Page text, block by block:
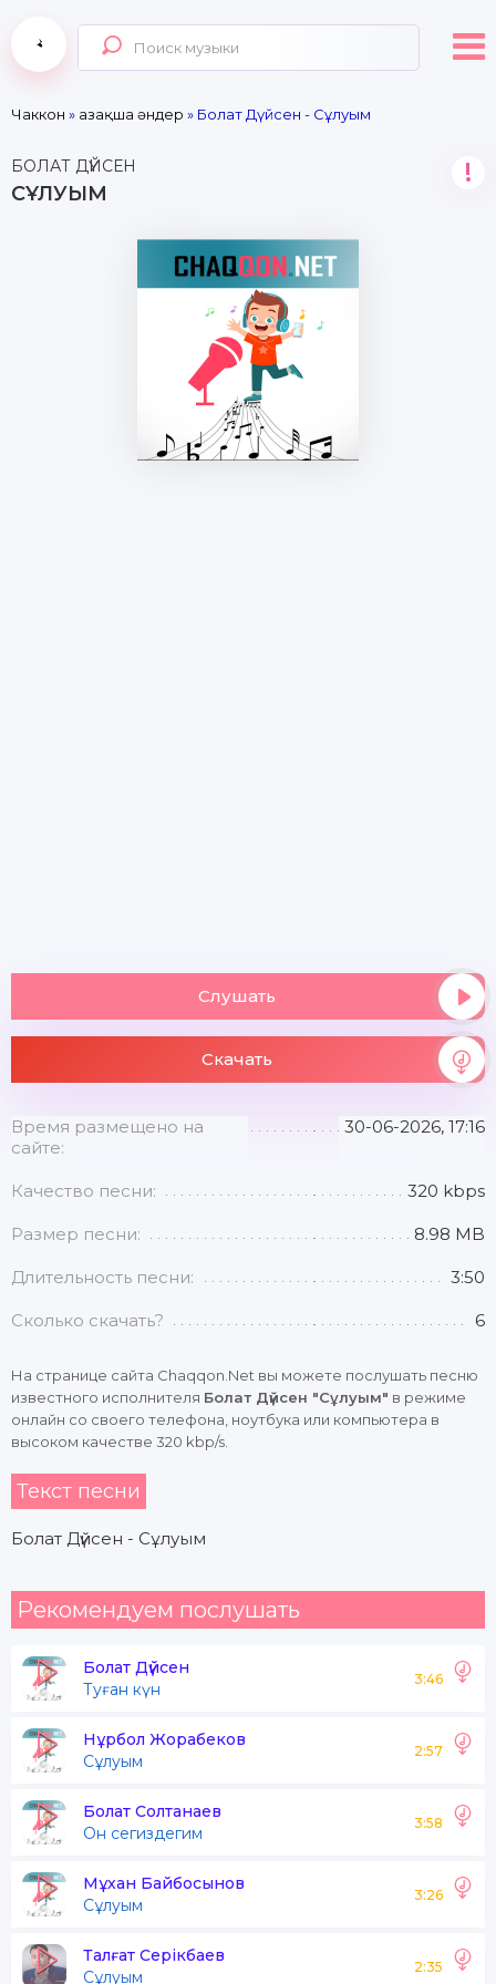
Чаккон » Қазақша әндер » Болат Дүйсен - Сұлуым
БОЛАТ ДҮЙСЕН
СҰЛУЫМ
!
Слушать
Скачать
Время размещено на
сайте:
30-06-2026, 17:16
Качество песни: 320 kbps
Размер песни: 8.98 MB
Длительность песни: 3:50
Сколько скачать? 6
На странице сайта Chaqqon.Net вы можете послушать песню
известного исполнителя Болат Дүйсен "Сұлуым" в режиме
онлайн со своего телефона, ноутбука или компьютера в
высоком качестве 320 kbp/s.
Текст песни
Болат Дүйсен - Сұлуым
Рекомендуем послушать
Болат Дүйсен
Туған күн
3:46
Нұрбол Жорабеков
Сұлуым
2:57
Болат Солтанаев
Он сегиздегим
3:58
Мұхан Байбосынов
Сұлуым
3:26
Талғат Серікбаев
Сұлуым
2:35